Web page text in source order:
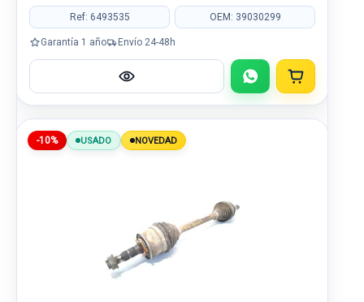
Ref: 6493535 OEM: 39030299
Garantía 1 año Envío 24-48h
-10% USADO NOVEDAD